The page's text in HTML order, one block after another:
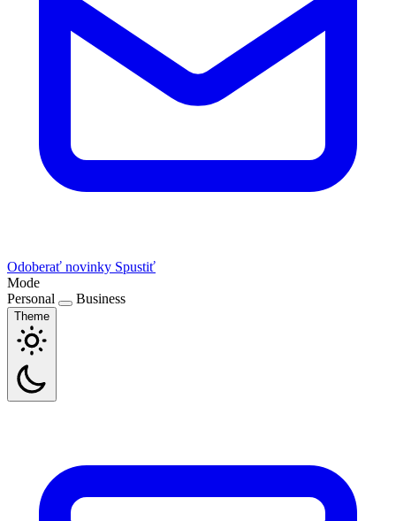
Odoberať novinky Spustiť
Mode
Personal
Business
Theme